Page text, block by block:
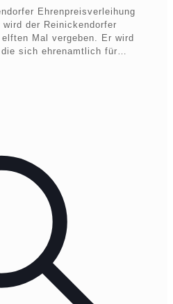
Ehrenpreisverleihung
der Reinickendorfer
Mal vergeben. Er wird
sich ehrenamtlich für…